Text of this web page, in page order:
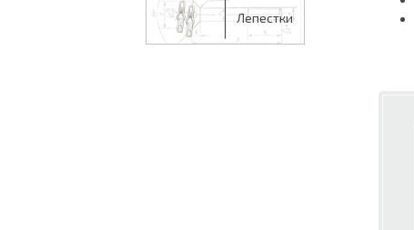
Лепестки